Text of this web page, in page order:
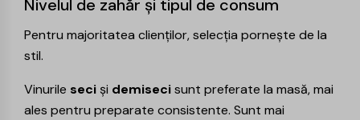
Nivelul de zahăr și tipul de consum
Pentru majoritatea clienților, selecția pornește de la
stil.
Vinurile seciși demisecisunt preferate la masă, mai
ales pentru preparate consistente. Sunt mai